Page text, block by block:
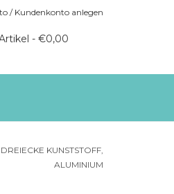
/ Kundenkonto anlegen
- €0,00
DREIECKE KUNSTSTOFF,
ALUMINIUM